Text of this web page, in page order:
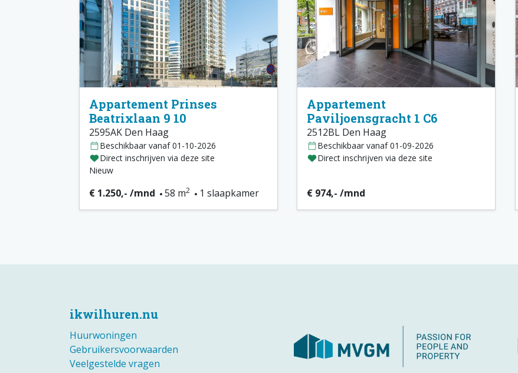
Appartement Prinses
Beatrixlaan 9 10
2595AK Den Haag
Beschikbaar vanaf 01-10-2026
Direct inschrijven via deze site
Nieuw
€ 1.250,- /mnd 58 m2 1 slaapkamer
Appartement
Paviljoensgracht 1 C6
2512BL Den Haag
Beschikbaar vanaf 01-09-2026
Direct inschrijven via deze site
€ 974,- /mnd
ikwilhuren.nu
Huurwoningen
Gebruikersvoorwaarden
Veelgestelde vragen